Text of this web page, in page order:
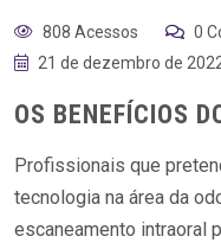
808 Acessos
0
21 de dezembro de
OS BENEFÍCIOS
Profissionais que
tecnologia na área da
escaneamento intraoral